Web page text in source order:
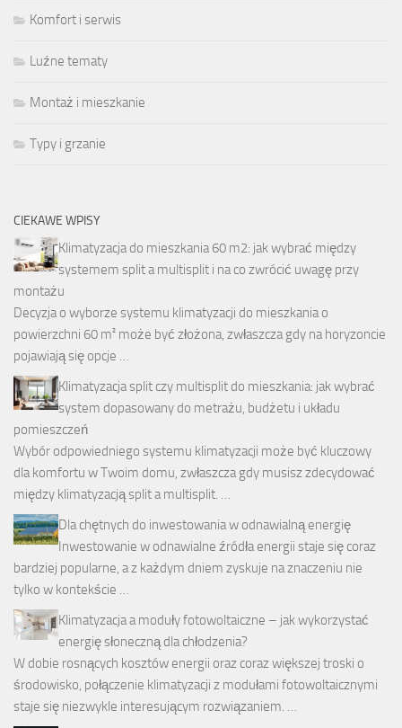
Komfort i serwis
Luźne tematy
Montaż i mieszkanie
Typy i grzanie
CIEKAWE WPISY
Klimatyzacja do mieszkania 60 m2: jak wybrać między
systemem split a multisplit i na co zwrócić uwagę przy
montażu
Decyzja o wyborze systemu klimatyzacji do mieszkania o
powierzchni 60 m² może być złożona, zwłaszcza gdy na horyzoncie
pojawiają się opcje …
Klimatyzacja split czy multisplit do mieszkania: jak wybrać
system dopasowany do metrażu, budżetu i układu
pomieszczeń
Wybór odpowiedniego systemu klimatyzacji może być kluczowy
dla komfortu w Twoim domu, zwłaszcza gdy musisz zdecydować
między klimatyzacją split a multisplit. …
Dla chętnych do inwestowania w odnawialną energię
Inwestowanie w odnawialne źródła energii staje się coraz
bardziej popularne, a z każdym dniem zyskuje na znaczeniu nie
tylko w kontekście …
Klimatyzacja a moduły fotowoltaiczne – jak wykorzystać
energię słoneczną dla chłodzenia?
W dobie rosnących kosztów energii oraz coraz większej troski o
środowisko, połączenie klimatyzacji z modułami fotowoltaicznymi
staje się niezwykle interesującym rozwiązaniem. …